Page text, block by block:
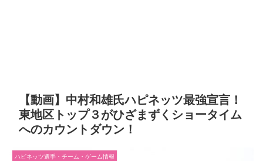
【動画】中村和雄氏ハピネッツ最強宣言！
東地区トップ３がひざまずくショータイム
へのカウントダウン！
ハピネッツ選手・チーム・ゲーム情報